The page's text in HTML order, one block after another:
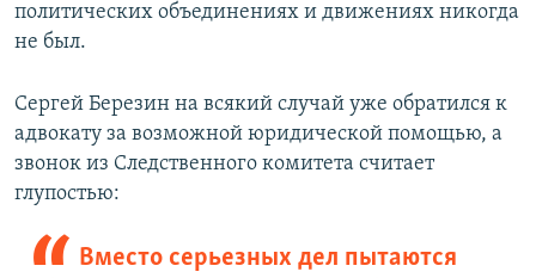
политических объединениях и движениях никогда
не был.
Сергей Березин на всякий случай уже обратился к
адвокату за возможной юридической помощью, а
звонок из Следственного комитета считает
глупостью:
Вместо серьезных дел пытаются